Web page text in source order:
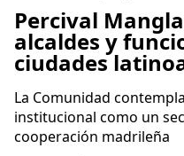
Percival
alcaldes y
ciudades
La Comunidad
institucional como un
cooperación madrileña